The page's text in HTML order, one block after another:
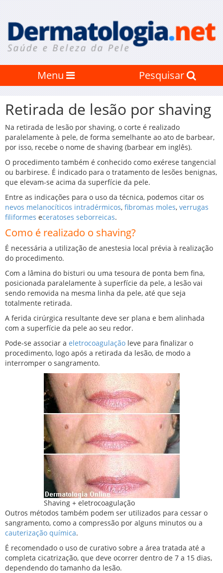
Menu Pesquisar
Retirada de lesão por shaving
Na retirada de lesão por shaving, o corte é realizado
paralelamente à pele, de forma semelhante ao ato de barbear,
por isso, recebe o nome de shaving (barbear em inglês).
O procedimento também é conhecido como exérese tangencial
ou barbirese. É indicado para o tratamento de lesões benignas,
que elevam-se acima da superfície da pele.
Entre as indicações para o uso da técnica, podemos citar os
nevos melanocíticos intradérmicos, fibromas moles, verrugas
filiformes eceratoses seborreicas.
Como é realizado o shaving?
É necessária a utilização de anestesia local prévia à realização
do procedimento.
Com a lâmina do bisturi ou uma tesoura de ponta bem fina,
posicionada paralelamente à superfície da pele, a lesão vai
sendo removida na mesma linha da pele, até que seja
totalmente retirada.
A ferida cirúrgica resultante deve ser plana e bem alinhada
com a superfície da pele ao seu redor.
Pode-se associar a eletrocoagulação leve para finalizar o
procedimento, logo após a retirada da lesão, de modo a
interromper o sangramento.
Shaving + eletrocoagulação
Outros métodos também podem ser utilizados para cessar o
sangramento, como a compressão por alguns minutos ou a
cauterização química.
É recomendado o uso de curativo sobre a área tratada até a
completa cicatrização, que deve ocorrer dentro de 7 a 15 dias,
dependendo do tamanho da lesão.